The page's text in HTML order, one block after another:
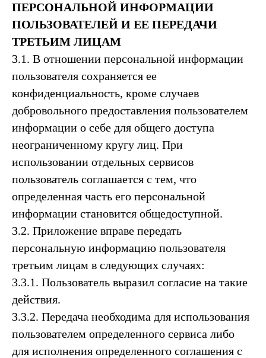
ПЕРСОНАЛЬНОЙ ИНФОРМАЦИИ
ПОЛЬЗОВАТЕЛЕЙ И ЕЕ ПЕРЕДАЧИ
ТРЕТЬИМ ЛИЦАМ
3.1. В отношении персональной информации
пользователя сохраняется ее
конфиденциальность, кроме случаев
добровольного предоставления пользователем
информации о себе для общего доступа
неограниченному кругу лиц. При
использовании отдельных сервисов
пользователь соглашается с тем, что
определенная часть его персональной
информации становится общедоступной.
3.2. Приложение вправе передать
персональную информацию пользователя
третьим лицам в следующих случаях:
3.3.1. Пользователь выразил согласие на такие
действия.
3.3.2. Передача необходима для использования
пользователем определенного сервиса либо
для исполнения определенного соглашения с